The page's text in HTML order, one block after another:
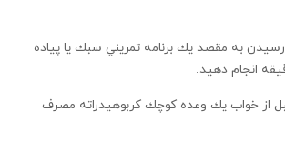
به مقصد يك برنامه تمريني سبك يا پياده
از خواب يك وعده كوچك كربوهيدراته مصرف